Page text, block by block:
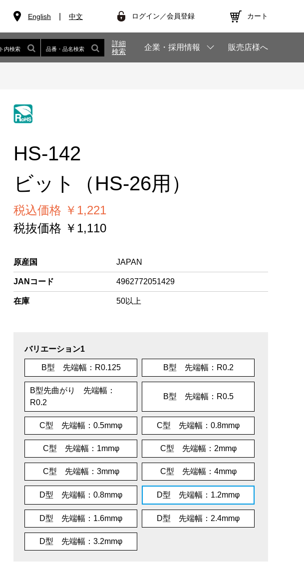
English 中文 ログイン／会員登録 カート
内検索 品番・品名検索
詳細
検索
企業・採用情報 販売店様へ
HS-142
ビット（HS-26用）
税込価格 ￥1,221
税抜価格 ￥1,110
原産国 JAPAN
JANコード 4962772051429
在庫 50以上
バリエーション1
B型 先端幅：R0.125 B型 先端幅：R0.2
B型先曲がり 先端幅：
R0.2
B型 先端幅：R0.5
C型 先端幅：0.5mmφ C型 先端幅：0.8mmφ
C型 先端幅：1mmφ C型 先端幅：2mmφ
C型 先端幅：3mmφ C型 先端幅：4mmφ
D型 先端幅：0.8mmφ D型 先端幅：1.2mmφ
D型 先端幅：1.6mmφ D型 先端幅：2.4mmφ
D型 先端幅：3.2mmφ